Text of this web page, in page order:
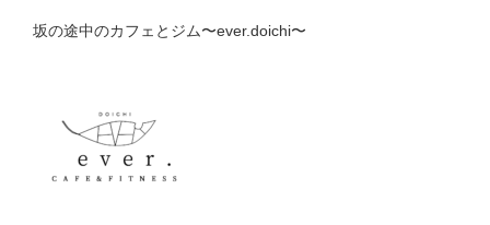
坂の途中のカフェとジム〜ever.doichi〜